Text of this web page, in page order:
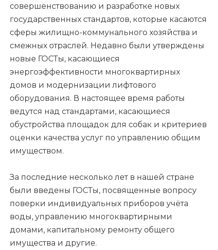
совершенствованию и разработке новых
государственных стандартов, которые касаются
сферы жилищно-коммунального хозяйства и
смежных отраслей. Недавно были утверждены
новые ГОСТы, касающиеся
энергоэффективности многоквартирных
домов и модернизации лифтового
оборудования. В настоящее время работы
ведутся над стандартами, касающиеся
обустройства площадок для собак и критериев
оценки качества услуг по управлению общим
имуществом.
За последние несколько лет в нашей стране
были введены ГОСТы, посвященные вопросу
поверки индивидуальных приборов учёта
воды, управлению многоквартирными
домами, капитальному ремонту общего
имущества и другие.